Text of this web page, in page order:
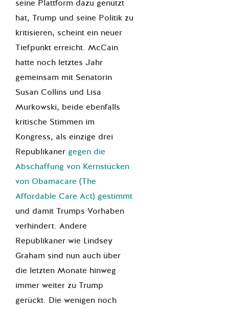
seine Plattform dazu genutzt
hat, Trump und seine Politik zu
kritisieren, scheint ein neuer
Tiefpunkt erreicht. McCain
hatte noch letztes Jahr
gemeinsam mit Senatorin
Susan Collins und Lisa
Murkowski, beide ebenfalls
kritische Stimmen im
Kongress, als einzige drei
Republikaner gegen die
Abschaffung von Kernstücken
von Obamacare (The
Affordable Care Act) gestimmt
und damit Trumps Vorhaben
verhindert. Andere
Republikaner wie Lindsey
Graham sind nun auch über
die letzten Monate hinweg
immer weiter zu Trump
gerückt. Die wenigen noch